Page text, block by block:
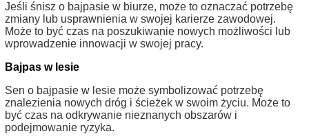
Jeśli śnisz o bajpasie w biurze, może to oznaczać potrzebę
zmiany lub usprawnienia w swojej karierze zawodowej.
Może to być czas na poszukiwanie nowych możliwości lub
wprowadzenie innowacji w swojej pracy.
Bajpas w lesie
Sen o bajpasie w lesie może symbolizować potrzebę
znalezienia nowych dróg i ścieżek w swoim życiu. Może to
być czas na odkrywanie nieznanych obszarów i
podejmowanie ryzyka.